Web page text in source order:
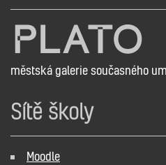
městská galerie současného
Sítě školy
Moodle